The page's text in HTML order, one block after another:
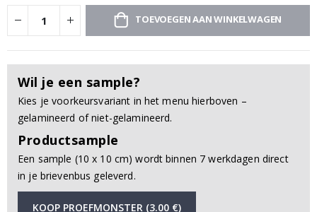
TOEVOEGEN AAN WINKELWAGEN
Wil je een sample?
Kies je voorkeursvariant in het menu hierboven –
gelamineerd of niet-gelamineerd.
Productsample
Een sample (10 x 10 cm) wordt binnen 7 werkdagen direct
in je brievenbus geleverd.
KOOP PROEFMONSTER (3.00 €)